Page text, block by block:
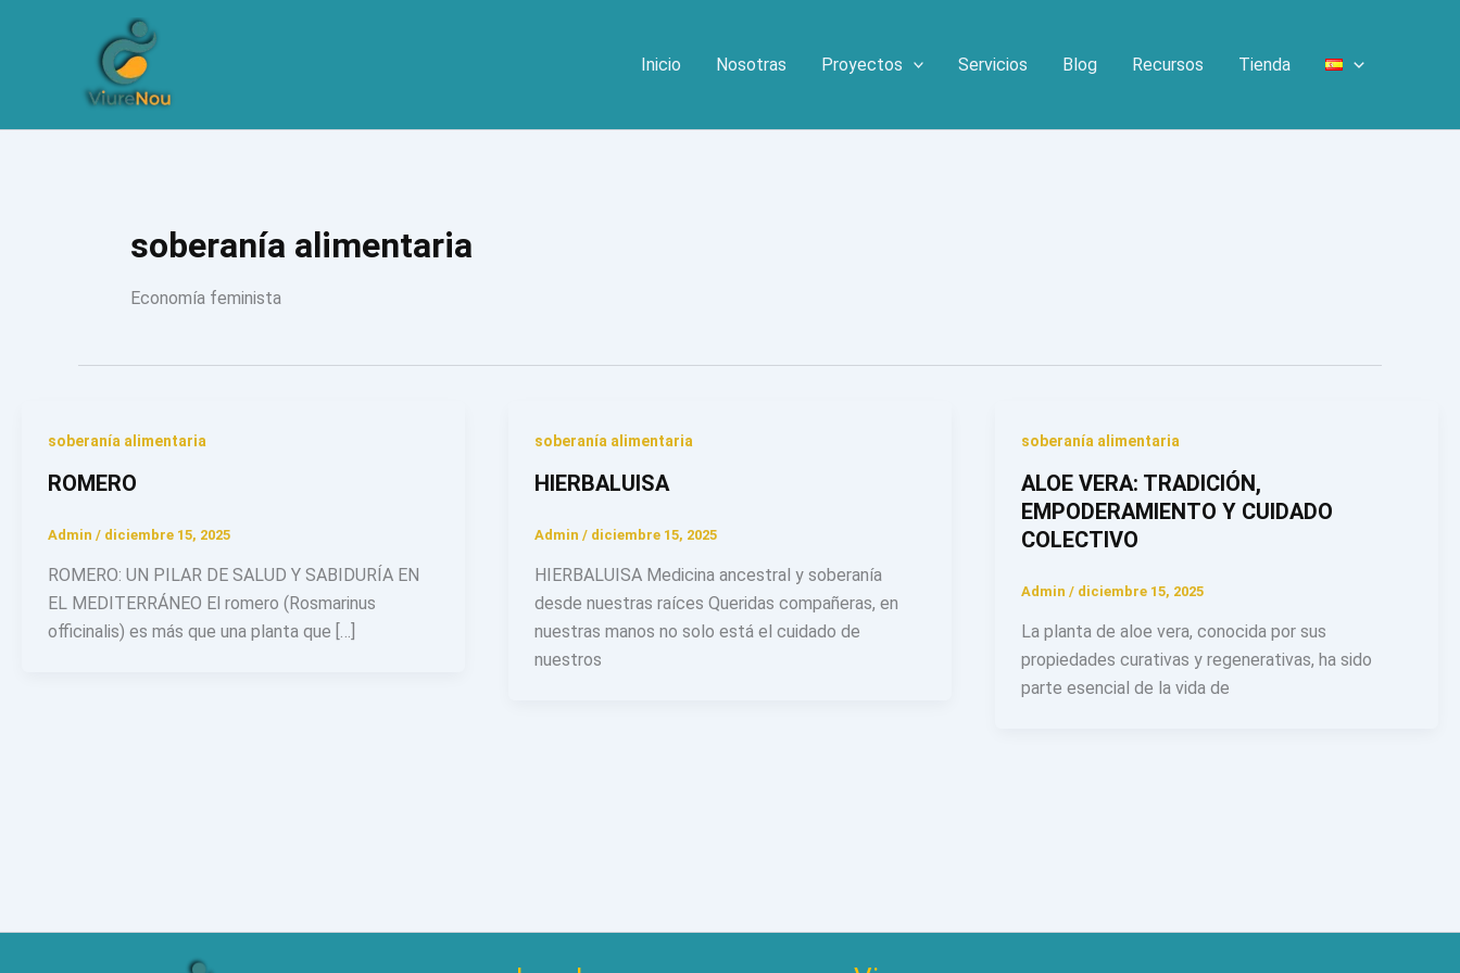
Inicio Nosotras Proyectos Servicios Blog Recursos Tienda
soberanía alimentaria
Economía feminista
soberanía alimentaria
ROMERO
Admin / diciembre 15, 2025
ROMERO: UN PILAR DE SALUD Y SABIDURÍA EN
EL MEDITERRÁNEO El romero (Rosmarinus
officinalis) es más que una planta que […]
soberanía alimentaria
HIERBALUISA
Admin / diciembre 15, 2025
HIERBALUISA Medicina ancestral y soberanía
desde nuestras raíces Queridas compañeras, en
nuestras manos no solo está el cuidado de
nuestros
soberanía alimentaria
ALOE VERA: TRADICIÓN,
EMPODERAMIENTO Y CUIDADO
COLECTIVO
Admin / diciembre 15, 2025
La planta de aloe vera, conocida por sus
propiedades curativas y regenerativas, ha sido
parte esencial de la vida de